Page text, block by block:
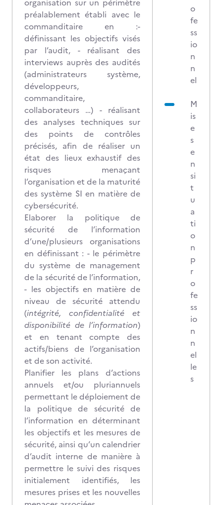
organisation sur un périmètre
préalablement établi avec le
commanditaire en :-
définissant les objectifs visés
par l’audit, - réalisant des
interviews auprès des audités
(administrateurs système,
développeurs,
commanditaire,
collaborateurs …) - réalisant
des analyses techniques sur
des points de contrôles
précisés, afin de réaliser un
état des lieux exhaustif des
risques menaçant
l’organisation et de la maturité
des système SI en matière de
cybersécurité.
Elaborer la politique de
sécurité de l’information
d’une/plusieurs organisations
en définissant : - le périmètre
du système de management
de la sécurité de l’information,
- les objectifs en matière de
niveau de sécurité attendu
(intégrité, confidentialité et
disponibilité de l’information)
et en tenant compte des
actifs/biens de l’organisation
et de son activité.
Planifier les plans d’actions
annuels et/ou pluriannuels
permettant le déploiement de
la politique de sécurité de
l’information en déterminant
les objectifs et les mesures de
sécurité, ainsi qu’un calendrier
d’audit interne de manière à
permettre le suivi des risques
initialement identifiés, les
mesures prises et les nouvelles
o
fe
ss
io
n
n
el
M
is
e
s
e
n
si
t
u
a
ti
o
n
p
r
o
fe
ss
io
n
n
el
le
s